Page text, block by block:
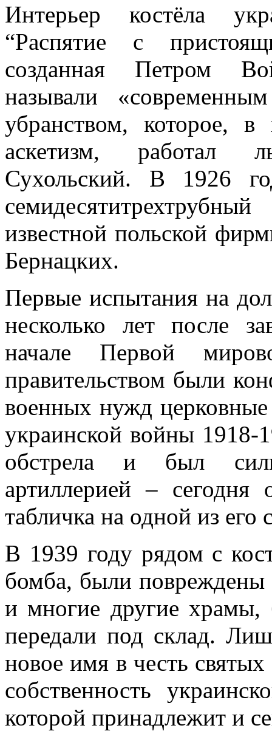
Интерьер костёла
“Распятие с
созданная Петром
называли
убранством, которое, в
аскетизм, работал
Сухольский. В 1926
известной польской
Бернацких.
Первые испытания на
несколько лет после
начале Первой
правительством были
военных нужд
украинской войны 1918-
обстрела и был
артиллерией – сегодня
табличка на одной из его
В 1939 году рядом с
бомба, были
и многие другие храмы,
передали под склад.
новое имя в честь
собственность
которой принадлежит и